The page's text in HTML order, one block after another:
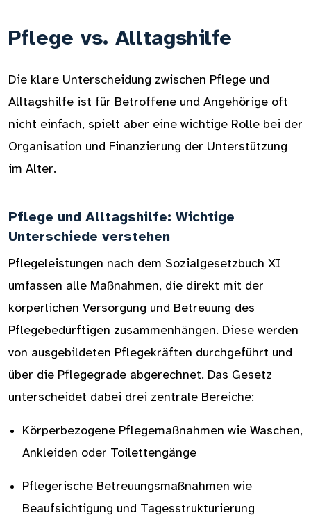
Pflege vs. Alltagshilfe
Die klare Unterscheidung zwischen Pflege und
Alltagshilfe ist für Betroffene und Angehörige oft
nicht einfach, spielt aber eine wichtige Rolle bei der
Organisation und Finanzierung der Unterstützung
im Alter.
Pflege und Alltagshilfe: Wichtige
Unterschiede verstehen
Pflegeleistungen nach dem Sozialgesetzbuch XI
umfassen alle Maßnahmen, die direkt mit der
körperlichen Versorgung und Betreuung des
Pflegebedürftigen zusammenhängen. Diese werden
von ausgebildeten Pflegekräften durchgeführt und
über die Pflegegrade abgerechnet. Das Gesetz
unterscheidet dabei drei zentrale Bereiche:
Körperbezogene Pflegemaßnahmen wie Waschen,
Ankleiden oder Toilettengänge
Pflegerische Betreuungsmaßnahmen wie
Beaufsichtigung und Tagesstrukturierung